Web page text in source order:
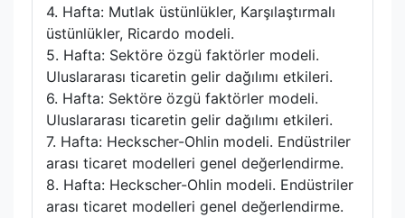
4. Hafta: Mutlak üstünlükler, Karşılaştırmalı
üstünlükler, Ricardo modeli.
5. Hafta: Sektöre özgü faktörler modeli.
Uluslararası ticaretin gelir dağılımı etkileri.
6. Hafta: Sektöre özgü faktörler modeli.
Uluslararası ticaretin gelir dağılımı etkileri.
7. Hafta: Heckscher-Ohlin modeli. Endüstriler
arası ticaret modelleri genel değerlendirme.
8. Hafta: Heckscher-Ohlin modeli. Endüstriler
arası ticaret modelleri genel değerlendirme.